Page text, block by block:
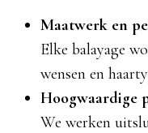
Maatwerk en
Elke balayage
wensen en
Hoogwaardige
We werken